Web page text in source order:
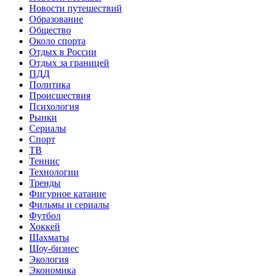
Новости путешествий
Образование
Общество
Около спорта
Отдых в России
Отдых за границей
ПДД
Политика
Происшествия
Психология
Рынки
Сериалы
Спорт
ТВ
Теннис
Технологии
Тренды
Фигурное катание
Фильмы и сериалы
Футбол
Хоккей
Шахматы
Шоу-бизнес
Экология
Экономика